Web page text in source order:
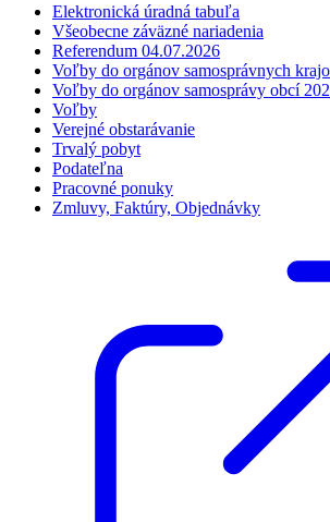
Elektronická úradná tabuľa
Všeobecne záväzné nariadenia
Referendum 04.07.2026
Voľby do orgánov samosprávnych
Voľby do orgánov samosprávy obcí
Voľby
Verejné obstarávanie
Trvalý pobyt
Podateľna
Pracovné ponuky
Zmluvy, Faktúry, Objednávky